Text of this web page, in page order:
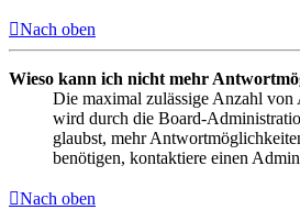
Nach oben
Wieso kann ich nicht mehr
Die maximal zulässige Anzahl
wird durch die Board-
glaubst, mehr
benötigen, kontaktiere einen
Nach oben